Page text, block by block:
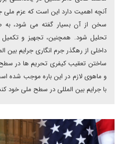
آنچه اهمیت دارد این است که عزم ملی
سخن از آن بسیار گفته می شود، به
تحلیل شود. همچنین، تجهیز و تکمیل
داخلی از رهگذر جرم انگاری جرایم بین
ساختن تعقیب کیفری تحریم ها در
و ماهوی لازم در این باره موجب شده
با جرایم بین المللی در سطح ملی خود